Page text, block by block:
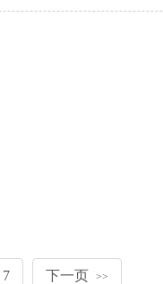
7 下一页 >>